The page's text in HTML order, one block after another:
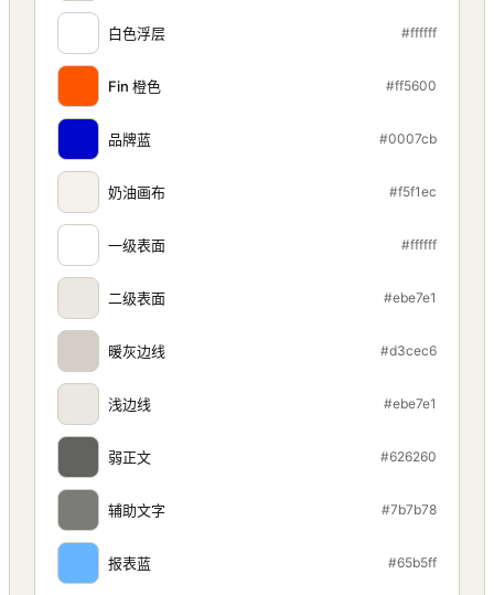
白色浮层 #ffffff
Fin 橙色 #ff5600
品牌蓝 #0007cb
奶油画布 #f5f1ec
一级表面 #ffffff
二级表面 #ebe7e1
暖灰边线 #d3cec6
浅边线 #ebe7e1
弱正文 #626260
辅助文字 #7b7b78
报表蓝 #65b5ff